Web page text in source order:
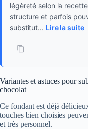
légèreté selon la
structure et parfois
substitut... Lire la suite
Variantes et astuces pour
chocolat
Ce fondant est déjà
touches bien choisies
et très personnel.